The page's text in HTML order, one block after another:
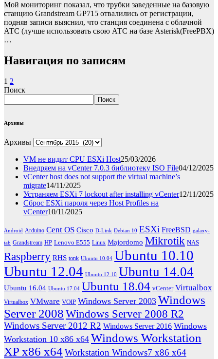
Мой мониторинг показал, что трубки заведенные на базовую
станцию Grandstream GP715 отвалились от регистрации,
подняв записи выяснил, что станция соединена с облачной
АТС (лучше использовать свою АТС на базе Asterisk(FreePBX)
…
Навигация по записям
1 2
Поиск
Поиск
Архивы
Архивы
VM не видит CPU ESXi Host25/03/2026
Внедряем на vCenter 7.0.3 библиотеку ISO File04/12/2025
vCenter host does not support the virtual machine’s
migrate14/11/2025
Устраняем ESXi 7 lockout after installing vCenter12/11/2025
Сброс ESXi пароля через Host Profiles на
vCenter10/11/2025
Android Arduino Cent OS Cisco D-Link Debian 10 ESXi FreeBSD galaxy-
tab Grandstream HP Lenovo E555 Linux Majordomo Mikrotik NAS
Raspberry RHS tonk Ubuntu 10.04 Ubuntu 10.10
Ubuntu 12.04 Ubuntu 12.10 Ubuntu 14.04
Ubuntu 16.04 Ubuntu 17.04 Ubuntu 18.04 vCenter Virtualbox
Virtualbox VMware VOIP Windows Server 2003 Windows
Server 2008 Windows Server 2008 R2
Windows Server 2012 R2 Windows Server 2016 Windows
Workstation 10 x86 x64 Windows Workstation
XP x86 x64Workstation Windows7 x86 x64